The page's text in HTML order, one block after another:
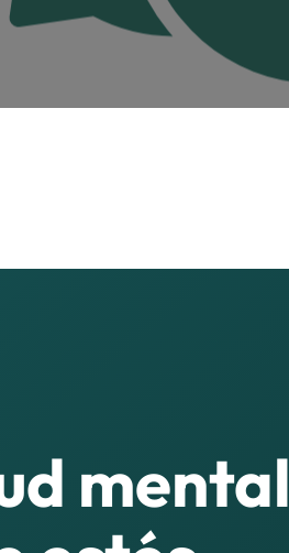
mental